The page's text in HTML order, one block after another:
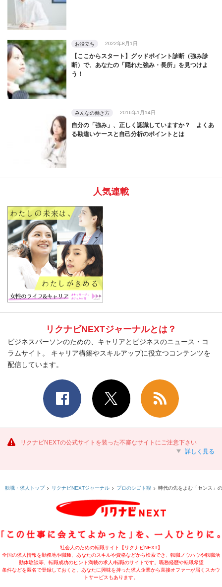
お役立ち 2022年8月1日
【ここからスタート】グッドポイント診断（強み診
断）で、あなたの「隠れた強み・長所」を見つけよ
う！
みんなの働き方 2016年1月14日
自分の「強み」、正しく認識していますか？ よくあ
る勘違いケースと自己分析のポイントとは
人気連載
リクナビNEXTジャーナルとは？
ビジネスパーソンのための、キャリアとビジネスのニュース・コ
ラムサイト。 キャリア構築やスキルアップに役立つコンテンツを
配信しています。
リクナビNEXTの公式サイトを装った不審なサイトにご注意下さい
詳しく見る
転職・求人トップ リクナビNEXTジャーナル プロのシゴト観 時代の先をよむ「センス」
社会人のための転職サイト【リクナビNEXT】
全国の求人情報を勤務地や職種、あなたのスキルや資格などから検索でき、転職ノウハウや転職活
動体験談等、転職成功のヒント満載の求人/転職のサイトです。職務経歴や転職希望
条件などを匿名で登録しておくと、あなたに興味を持った求人企業から直接オファーが届くスカウ
トサービスもあります。